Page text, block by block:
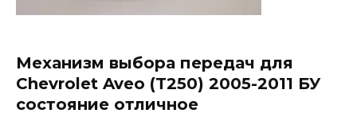
Механизм выбора передач для
Chevrolet Aveo (T250) 2005-2011 БУ
состояние отличное